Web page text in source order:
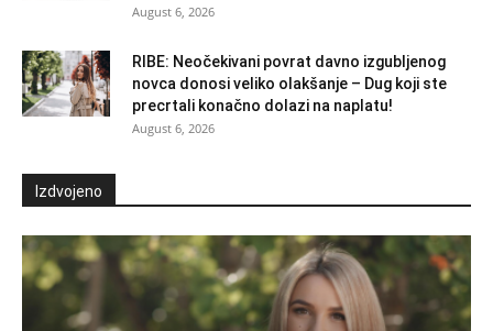
August 6, 2026
RIBE: Neočekivani povrat davno izgubljenog
novca donosi veliko olakšanje – Dug koji ste
precrtali konačno dolazi na naplatu!
August 6, 2026
Izdvojeno